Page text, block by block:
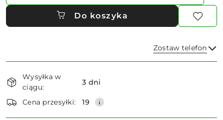
Do koszyka
Zostaw telefon
i
dostawa
Wysyłka w
ciągu:
3 dni
Cena przesyłki: 19